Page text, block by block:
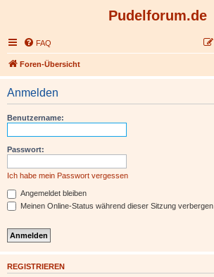
Pudelforum.de
FAQ
Foren-Übersicht
Anmelden
Benutzername:
Passwort:
Ich habe mein Passwort vergessen
Angemeldet bleiben
Meinen Online-Status während dieser Sitzung verbergen
REGISTRIEREN